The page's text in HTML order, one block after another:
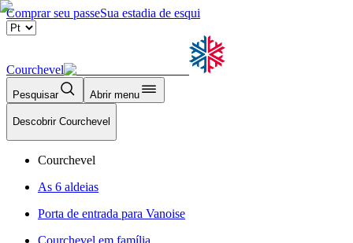
Comprar seu passeSua estadia de esqui
Courchevel
Pesquisar Abrir menu
Descobrir Courchevel
Courchevel
As 6 aldeias
Porta de entrada para Vanoise
Courchevel em família